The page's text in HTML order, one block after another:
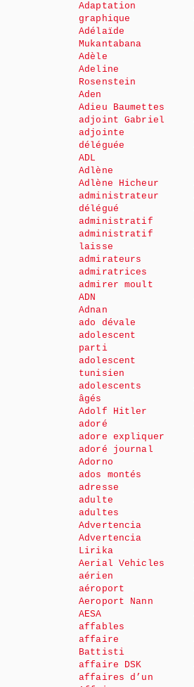
Adaptation
graphique
Adélaïde
Mukantabana
Adèle
Adeline
Rosenstein
Aden
Adieu Baumettes
adjoint Gabriel
adjointe
déléguée
ADL
Adlène
Adlène Hicheur
administrateur
délégué
administratif
administratif
laisse
admirateurs
admiratrices
admirer moult
ADN
Adnan
ado dévale
adolescent
parti
adolescent
tunisien
adolescents
âgés
Adolf Hitler
adoré
adore expliquer
adoré journal
Adorno
ados montés
adresse
adulte
adultes
Advertencia
Advertencia
Lirika
Aerial Vehicles
aérien
aéroport
Aeroport Nann
AESA
affables
affaire
Battisti
affaire DSK
affaires d’un